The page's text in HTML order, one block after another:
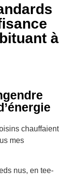
à
chauffaient
mes
nus, en tee-